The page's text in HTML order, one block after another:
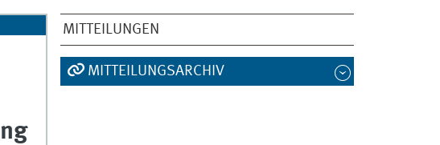
MITTEILUNGEN
MITTEILUNGSARCHIV